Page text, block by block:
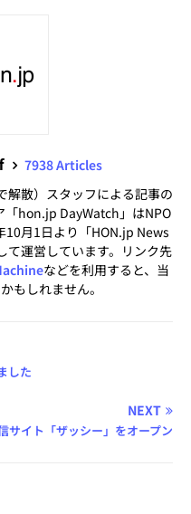
7938 Articles
散）スタッフによる記事の
「hon.jp DayWatch」はNPO
月1日より「HON.jp News
て運営しています。リンク先
などを利用すると、当
もしれません。
した
NEXT
サイト「ザッシー」をオープン